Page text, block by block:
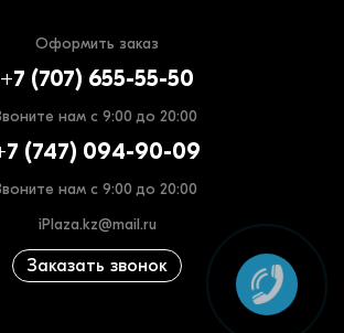
Оформить заказ
+7 (707) 655-55-50
нам с 9:00 до 20:00
(747) 094-90-09
нам с 9:00 до 20:00
iPlaza.kz@mail.ru
Заказать звонок